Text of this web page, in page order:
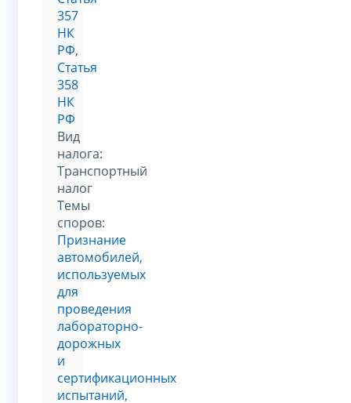
357
НК
РФ,
Статья
358
НК
РФ
Вид
налога:
Транспортный
налог
Темы
споров:
Признание
автомобилей,
используемых
для
проведения
лабораторно-
дорожных
и
сертификационных
испытаний,